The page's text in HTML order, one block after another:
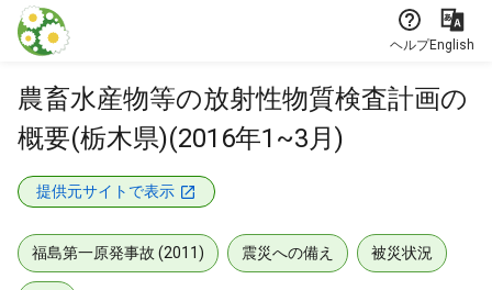
本文に飛ぶ
ヘルプEnglish
農畜水産物等の放射性物質検査計画の
概要(栃木県)(2016年1~3月)
提供元サイトで表示
福島第一原発事故 (2011) 震災への備え 被災状況